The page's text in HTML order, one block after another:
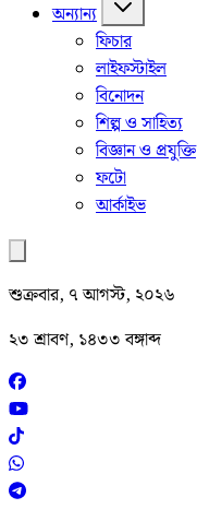
অন্যান্য
ফিচার
লাইফস্টাইল
বিনোদন
শিল্প ও সাহিত্য
বিজ্ঞান ও প্রযুক্তি
ফটো
আর্কাইভ
শুক্রবার, ৭ আগস্ট, ২০২৬
২৩ শ্রাবণ, ১৪৩৩ বঙ্গাব্দ